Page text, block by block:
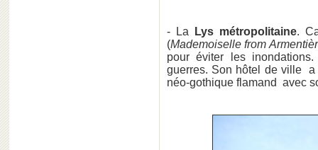
- La Lys métropolitaine.
(Mademoiselle from
pour éviter les
guerres. Son hôtel de ville a
néo-gothique flamand avec